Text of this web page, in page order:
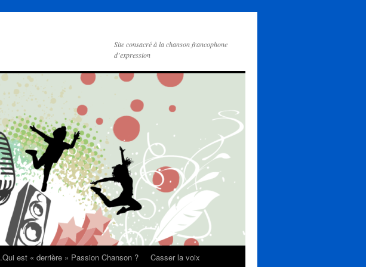
Site consacré à la chanson francophone
d’expression
.Qui est « derrière » Passion Chanson ?
Casser la voix